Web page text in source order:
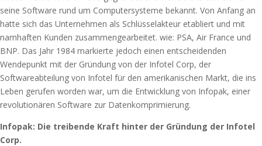
seine Software rund um Computersysteme bekannt. Von Anfang an
hatte sich das Unternehmen als Schlüsselakteur etabliert und mit
namhaften Kunden zusammengearbeitet. wie: PSA, Air France und
BNP. Das Jahr 1984 markierte jedoch einen entscheidenden
Wendepunkt mit der Gründung von der Infotel Corp, der
Softwareabteilung von Infotel für den amerikanischen Markt, die ins
Leben gerufen worden war, um die Entwicklung von Infopak, einer
revolutionären Software zur Datenkomprimierung.
Infopak: Die treibende Kraft hinter der Gründung der Infotel
Corp.